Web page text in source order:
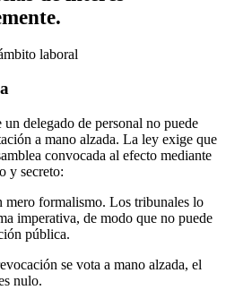
delegado de personal no puede
a mano alzada. La ley exige que
convocada al efecto mediante
y secreto:
mero formalismo. Los tribunales lo
imperativa, de modo que no puede
pública.
se vota a mano alzada, el
nulo.